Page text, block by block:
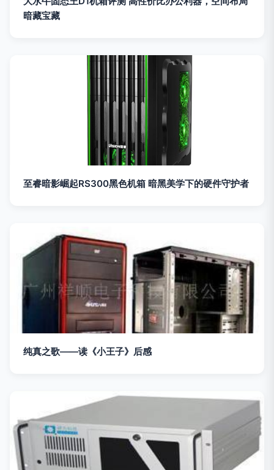
暗藏宝藏
至睿暗影崛起RS300黑色机箱 暗黑美学下的硬件守护者
纯真之歌——读《小王子》后感